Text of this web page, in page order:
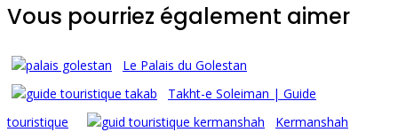
Vous pourriez également aimer
Le Palais du Golestan
Takht-e Soleiman | Guide
touristique
Kermanshah